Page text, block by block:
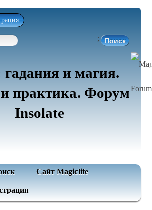
;
и магия.
практика. Форум
Insolate
Сайт Magiclife